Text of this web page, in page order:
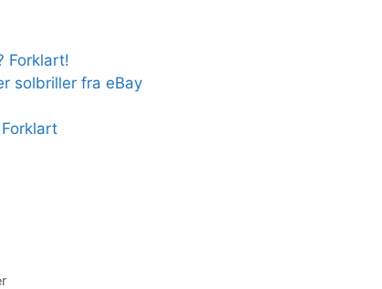
Forklart!
solbriller fra eBay